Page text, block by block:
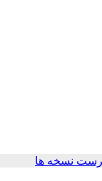
نسخه ها